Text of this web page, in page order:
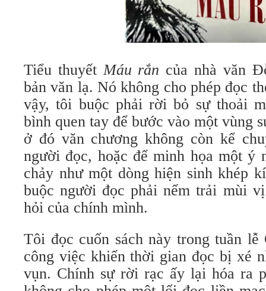
Tiểu thuyếtMáu rắn của nhà văn
bản văn lạ. Nó không cho phép đọc
vậy, tôi buộc phải rời bỏ sự thoải
bình quen tay để bước vào một vùng
ở đó văn chương không còn kể
người đọc, hoặc để minh họa một ý
chảy như một dòng hiện sinh khép
buộc người đọc phải nếm trải mùi
hỏi của chính mình.
Tôi đọc cuốn sách này trong tuần
công việc khiến thời gian đọc bị xé
vụn. Chính sự rời rạc ấy lại hóa ra